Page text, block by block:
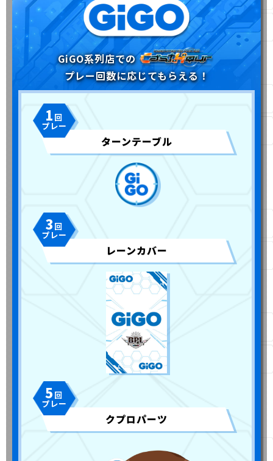
GiGO系列店での
プレー回数に応じてもらえる！
1
ターンテーブル
3
レーンカバー
5
クプロパーツ